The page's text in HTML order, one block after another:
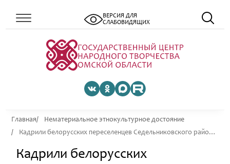
ВЕРСИЯ ДЛЯ
СЛАБОВИДЯЩИХ
Главная
Нематериальное этнокультурное достояние
Кадрили белорусских переселенцев Седельниковского района Омской области
Кадрили белорусских